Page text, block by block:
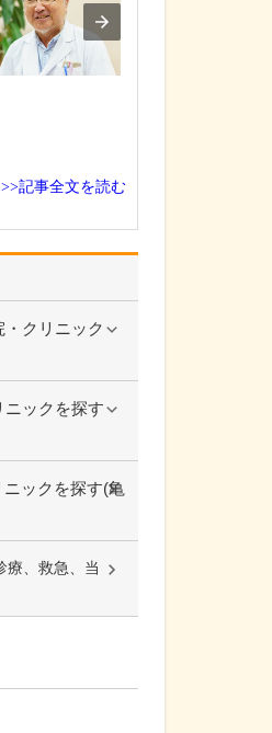
クリニック
ックを探す
ックを探す(亀
療、救急、当
>>記事全文を読む